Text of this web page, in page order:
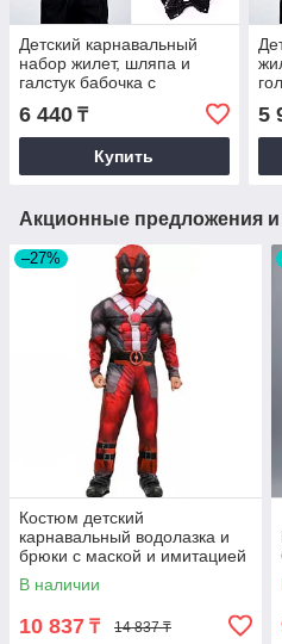
Детский карнавальный
набор жилет, шляпа и
галстук бабочка с
пайетками черный
6 440 ₸
Купить
5
Акционные предложения и
–27%
Костюм детский
карнавальный водолазка и
брюки с маской и имитацией
мускулов для мальчиков
Дэдпул Deadpool
В наличии
10 837 ₸ 14 837 ₸